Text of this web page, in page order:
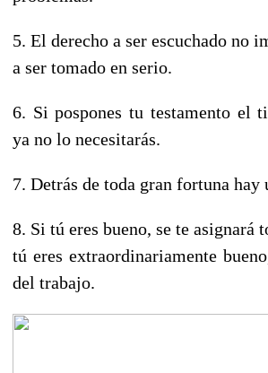
5. El derecho a ser escuchado no
a ser tomado en serio.
6. Si pospones tu testamento el
ya no lo necesitarás.
7. Detrás de toda gran fortuna hay
8. Si tú eres bueno, se te asignará
tú eres extraordinariamente
del trabajo.